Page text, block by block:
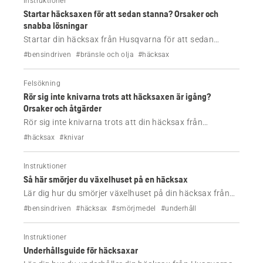
Startar häcksaxen för att sedan stanna? Orsaker och
snabba lösningar
Startar din häcksax från Husqvarna för att sedan
stanna? Lär dig om de vanligaste orsakerna och enkla
#bensindriven #bränsle och olja #häcksax
Felsökning
Rör sig inte knivarna trots att häcksaxen är igång?
Orsaker och åtgärder
Rör sig inte knivarna trots att din häcksax från
Husqvarna är igång? Kontrollera om knivarna har
#häcksax #knivar
Instruktioner
Så här smörjer du växelhuset på en häcksax
Lär dig hur du smörjer växelhuset på din häcksax från
Husqvarna på rätt sätt. Följ enkla steg, undvik
#bensindriven #häcksax #smörjmedel #underhåll
Instruktioner
Underhållsguide för häcksaxar